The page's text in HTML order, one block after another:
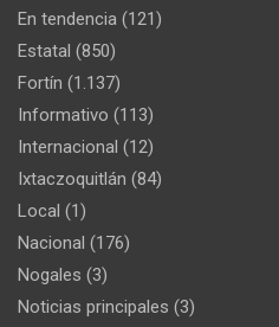
En tendencia (121)
Estatal (850)
Fortín (1.137)
Informativo (113)
Internacional (12)
Ixtaczoquitlán (84)
Local (1)
Nacional (176)
Nogales (3)
Noticias principales (3)